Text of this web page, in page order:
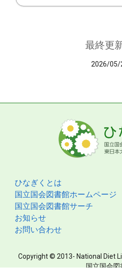
最終更
2026/05/
ひなぎくとは
国立国会図書館ホームページ
国立国会図書館サーチ
お知らせ
お問い合わせ
Copyright © 2013- National Diet